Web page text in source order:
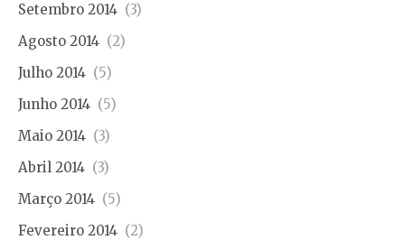
Setembro 2014 (3)
Agosto 2014 (2)
Julho 2014 (5)
Junho 2014 (5)
Maio 2014 (3)
Abril 2014 (3)
Março 2014 (5)
Fevereiro 2014 (2)